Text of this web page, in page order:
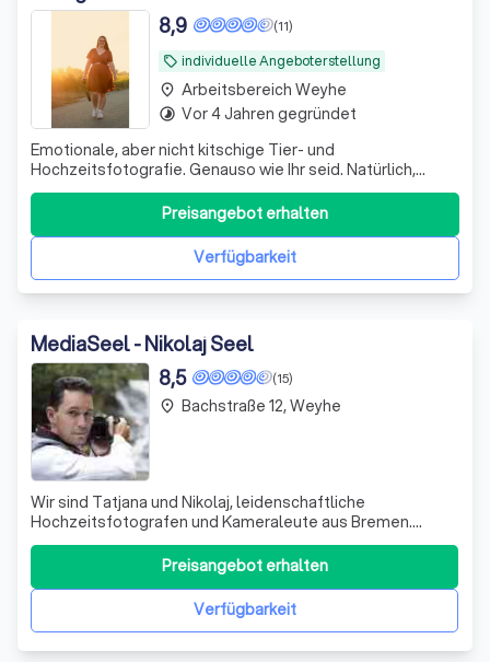
local_offer individuelle Angeboterstellung
(11)
8,9
Emotionale, aber nicht kitschige Tier- und
Hochzeitsfotografie. Genauso wie Ihr seid. Natürlich,
ungestellt & liebevoll.
Verfügbarkeit
Preisangebot erhalten
place Arbeitsbereich Weyhe
timelapse Vor 4 Jahren gegründet
MediaSeel - Nikolaj Seel
(15)
8,5
Wir sind Tatjana und Nikolaj, leidenschaftliche
Hochzeitsfotografen und Kameraleute aus Bremen.
Unser Hobby wurde zu unserem Beruf, und wir würden uns
freuen, diese Leidenschaft mit Ihnen zu teilen. Wir lieben
es, lebendige, emotionale und authentische Momente
einzufangen und festzuhalten, die dem B
Verfügbarkeit
Preisangebot erhalten
place Bachstraße 12, Weyhe